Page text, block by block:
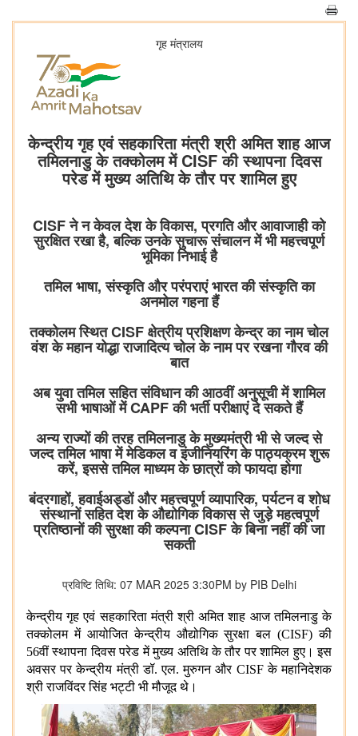
गृह मंत्रालय
केन्द्रीय गृह एवं सहकारिता मंत्री श्री अमित शाह आज
तमिलनाडु के तक्कोलम में CISF की स्थापना दिवस
परेड में मुख्य अतिथि के तौर पर शामिल हुए
CISF ने न केवल देश के विकास, प्रगति और आवाजाही को
सुरक्षित रखा है, बल्कि उनके सुचारू संचालन में भी महत्त्वपूर्ण
भूमिका निभाई है
तमिल भाषा, संस्कृति और परंपराएं भारत की संस्कृति का
अनमोल गहना हैं
तक्कोलम स्थित CISF क्षेत्रीय प्रशिक्षण केन्द्र का नाम चोल
वंश के महान योद्धा राजादित्य चोल के नाम पर रखना गौरव की
बात
अब युवा तमिल सहित संविधान की आठवीं अनुसूची में शामिल
सभी भाषाओं में CAPF की भर्ती परीक्षाएं दे सकते हैं
अन्य राज्यों की तरह तमिलनाडु के मुख्यमंत्री भी से जल्द से
जल्द तमिल भाषा में मेडिकल व इंजीनियरिंग के पाठ्यक्रम शुरू
करें, इससे तमिल माध्यम के छात्रों को फायदा होगा
बंदरगाहों, हवाईअड्डों और महत्त्वपूर्ण व्यापारिक, पर्यटन व शोध
संस्थानों सहित देश के औद्योगिक विकास से जुड़े महत्वपूर्ण
प्रतिष्ठानों की सुरक्षा की कल्पना CISF के बिना नहीं की जा
सकती
प्रविष्टि तिथि: 07 MAR 2025 3:30PM by PIB Delhi
केन्द्रीय गृह एवं सहकारिता मंत्री श्री अमित शाह आज तमिलनाडु के
तक्कोलम में आयोजित केन्द्रीय औद्योगिक सुरक्षा बल (CISF) की
56वीं स्थापना दिवस परेड में मुख्य अतिथि के तौर पर शामिल हुए। इस
अवसर पर केन्द्रीय मंत्री डॉ. एल. मुरुगन और CISF के महानिदेशक
श्री राजविंदर सिंह भट्टी भी मौजूद थे।